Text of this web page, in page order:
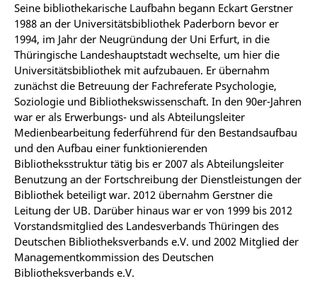
Seine bibliothekarische Laufbahn begann Eckart Gerstner
1988 an der Universitätsbibliothek Paderborn bevor er
1994, im Jahr der Neugründung der Uni Erfurt, in die
Thüringische Landeshauptstadt wechselte, um hier die
Universitätsbibliothek mit aufzubauen. Er übernahm
zunächst die Betreuung der Fachreferate Psychologie,
Soziologie und Bibliothekswissenschaft. In den 90er-Jahren
war er als Erwerbungs- und als Abteilungsleiter
Medienbearbeitung federführend für den Bestandsaufbau
und den Aufbau einer funktionierenden
Bibliotheksstruktur tätig bis er 2007 als Abteilungsleiter
Benutzung an der Fortschreibung der Dienstleistungen der
Bibliothek beteiligt war. 2012 übernahm Gerstner die
Leitung der UB. Darüber hinaus war er von 1999 bis 2012
Vorstandsmitglied des Landesverbands Thüringen des
Deutschen Bibliotheksverbands e.V. und 2002 Mitglied der
Managementkommission des Deutschen
Bibliotheksverbands e.V.